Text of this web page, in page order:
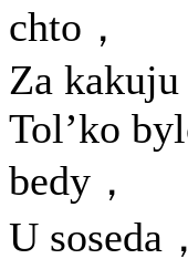
chto，
Za kakuju
Tol’ko
bedy，
U soseda